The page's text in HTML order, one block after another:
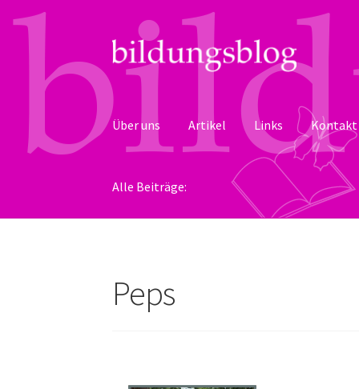
Zur
Navigation
springen
Zum
Inhalt
springen
Über uns Artikel Links Kontakt
Alle Beiträge:
Peps